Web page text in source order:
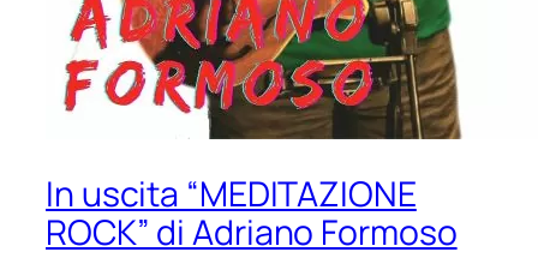
In uscita “MEDITAZIONE
ROCK” di Adriano Formoso